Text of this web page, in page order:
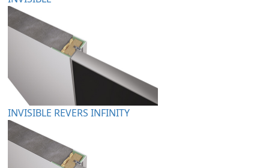
INVISIBLE REVERS INFINITY